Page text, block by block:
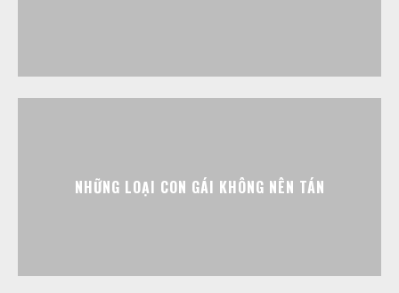
NHỮNG LOẠI CON GÁI KHÔNG NÊN TÁN